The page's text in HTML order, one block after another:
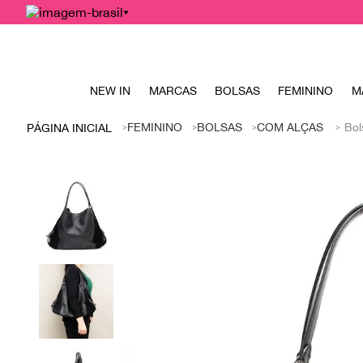
NEW IN MARCAS BOLSAS FEMININO
FEMININO BOLSAS COM ALÇAS